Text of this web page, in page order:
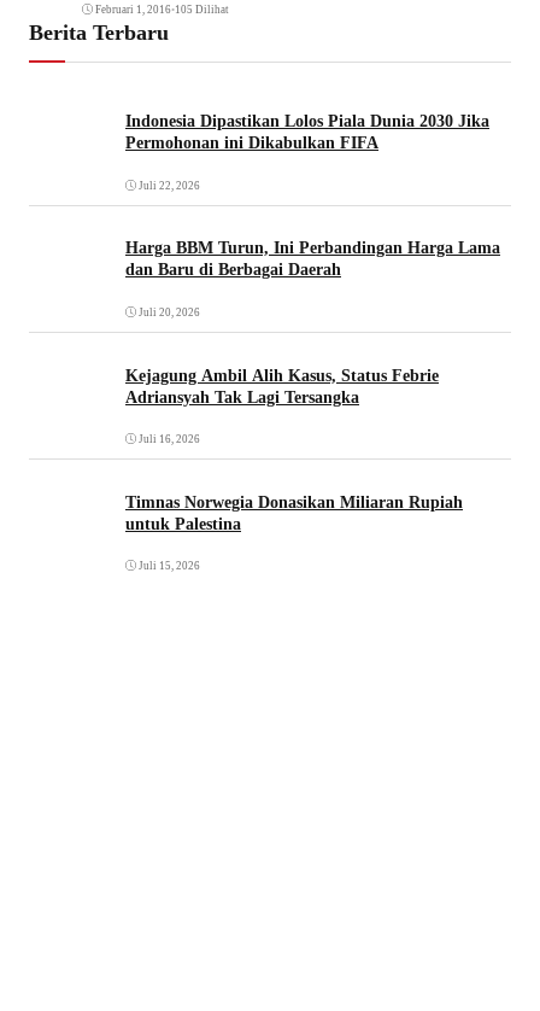
Februari 1, 2016•105 Dilihat
Berita Terbaru
Indonesia Dipastikan Lolos Piala Dunia 2030 Jika
Permohonan ini Dikabulkan FIFA
Juli 22, 2026
Harga BBM Turun, Ini Perbandingan Harga Lama
dan Baru di Berbagai Daerah
Juli 20, 2026
Kejagung Ambil Alih Kasus, Status Febrie
Adriansyah Tak Lagi Tersangka
Juli 16, 2026
Timnas Norwegia Donasikan Miliaran Rupiah
untuk Palestina
Juli 15, 2026